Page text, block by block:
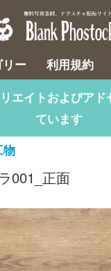
リー 利用規約
エイトおよびアド
ています
物
001_正面